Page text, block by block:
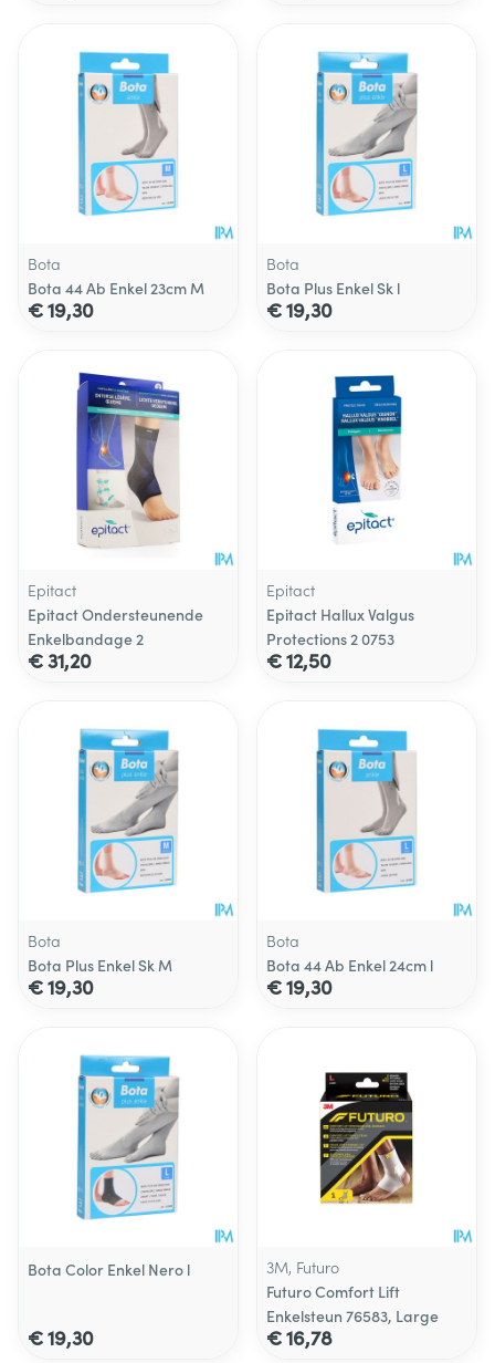
Bota
Bota 44 Ab Enkel 23cm M
€ 19,30
Bota
Bota Plus Enkel Sk l
€ 19,30
Epitact
Epitact Ondersteunende
Enkelbandage 2
€ 31,20
Epitact
Epitact Hallux Valgus
Protections 2 0753
€ 12,50
Bota
Bota Plus Enkel Sk M
€ 19,30
Bota
Bota 44 Ab Enkel 24cm l
€ 19,30
Bota Color Enkel Nero l
€ 19,30
3M, Futuro
Futuro Comfort Lift
Enkelsteun 76583, Large
€ 16,78